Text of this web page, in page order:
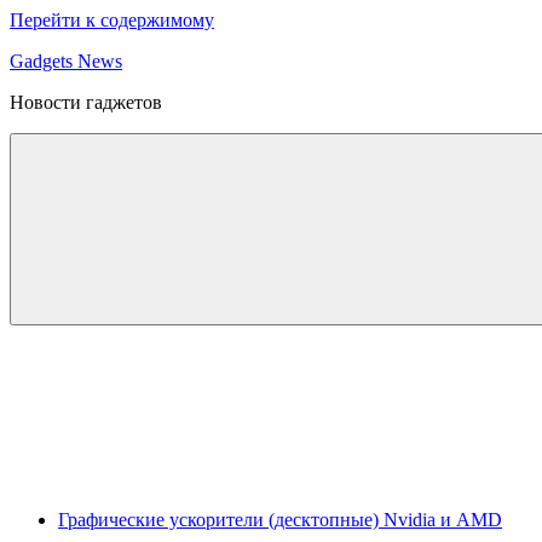
Перейти к содержимому
Gadgets News
Новости гаджетов
Графические ускорители (десктопные) Nvidia и AMD